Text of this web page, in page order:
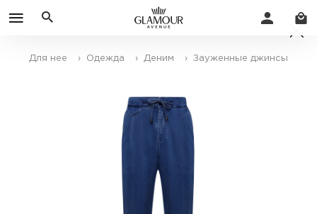
Для нее › Одежда › Деним › Зауженные джинсы